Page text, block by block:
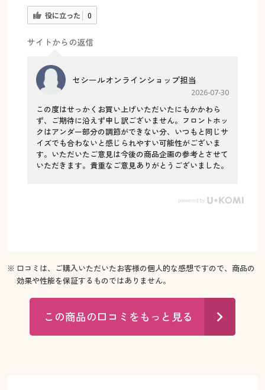
役に立った 0
サイトからの返信
セシールオンラインショップ担当
2026-07-30
この度はせっかくお買い上げいただいたにもかかわら
ず、ご期待に沿えず申し訳ございません。フロントホッ
クはアンダー部分の調節ができない分、いつもと同じサ
イズでも合わないと感じられやすい可能性がございま
す。いただいたご意見は今後の商品企画の参考とさせて
いただきます。貴重なご意見ありがとうございました。
※ 口コミは、ご購入いただいたお客様の個人的な感想ですので、商品の
効果や性能を保証するものではありません。
この商品の口コミをもっと見る